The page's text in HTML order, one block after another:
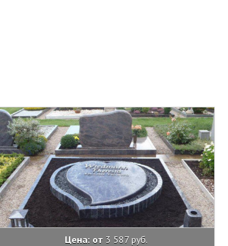
Цена: от 3 587 руб.